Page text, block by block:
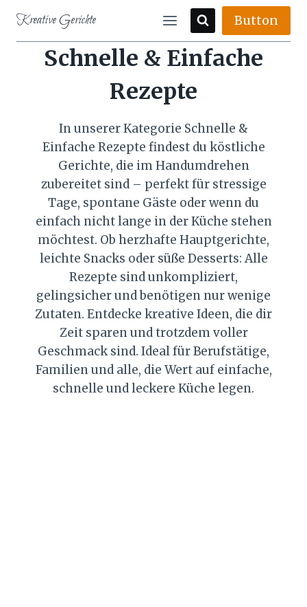
content
Kreative Gerichte Button
Schnelle & Einfache
Rezepte
In unserer Kategorie Schnelle &
Einfache Rezepte findest du köstliche
Gerichte, die im Handumdrehen
zubereitet sind – perfekt für stressige
Tage, spontane Gäste oder wenn du
einfach nicht lange in der Küche stehen
möchtest. Ob herzhafte Hauptgerichte,
leichte Snacks oder süße Desserts: Alle
Rezepte sind unkompliziert,
gelingsicher und benötigen nur wenige
Zutaten. Entdecke kreative Ideen, die dir
Zeit sparen und trotzdem voller
Geschmack sind. Ideal für Berufstätige,
Familien und alle, die Wert auf einfache,
schnelle und leckere Küche legen.